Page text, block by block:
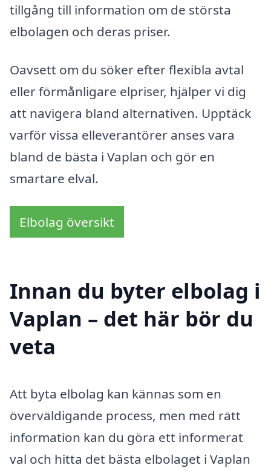
tillgång till information om de största
elbolagen och deras priser.
Oavsett om du söker efter flexibla avtal
eller förmånligare elpriser, hjälper vi dig
att navigera bland alternativen. Upptäck
varför vissa elleverantörer anses vara
bland de bästa i Vaplan och gör en
smartare elval.
Elbolag översikt
Innan du byter elbolag i
Vaplan – det här bör du
veta
Att byta elbolag kan kännas som en
överväldigande process, men med rätt
information kan du göra ett informerat
val och hitta det bästa elbolaget i Vaplan